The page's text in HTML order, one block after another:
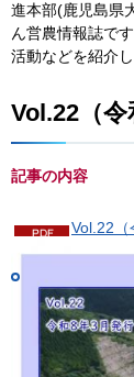
進本部(鹿児島県
ん営農情報誌で
活動などを紹介し
Vol.22（令
記事の内容
Vol.22（